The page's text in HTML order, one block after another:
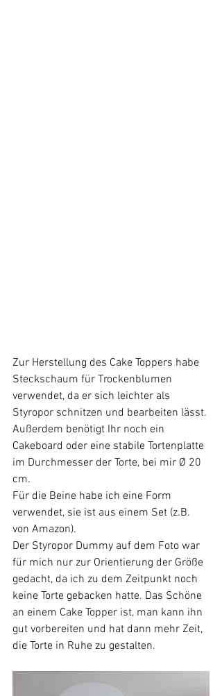
Zur Herstellung des Cake Toppers habe
Steckschaum für Trockenblumen
verwendet, da er sich leichter als
Styropor schnitzen und bearbeiten lässt.
Außerdem benötigt Ihr noch ein
Cakeboard oder eine stabile Tortenplatte
im Durchmesser der Torte, bei mir Ø 20
cm.
Für die Beine habe ich eine Form
verwendet, sie ist aus einem Set (z.B.
von Amazon).
Der Styropor Dummy auf dem Foto war
für mich nur zur Orientierung der Größe
gedacht, da ich zu dem Zeitpunkt noch
keine Torte gebacken hatte. Das Schöne
an einem Cake Topper ist, man kann ihn
gut vorbereiten und hat dann mehr Zeit,
die Torte in Ruhe zu gestalten.